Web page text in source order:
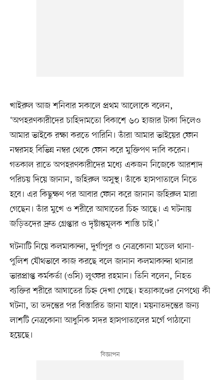
খাইরুল আজ শনিবার সকালে প্রথম আলোকে বলেন,
‘অপহরণকারীদের চাহিদামতো বিকাশে ৬০ হাজার টাকা দিলেও
আমার ভাইকে রক্ষা করতে পারিনি। তাঁরা আমার ভাইয়ের ফোন
নম্বরসহ বিভিন্ন নম্বর থেকে ফোন করে মুক্তিপণ দাবি করেন।
গতকাল রাতে অপহরণকারীদের মধ্যে একজন নিজেকে আরশাদ
পরিচয় দিয়ে জানান, জহিরুল অসুস্থ। তাঁকে হাসপাতালে নিতে
হবে। এর কিছুক্ষণ পর আবার ফোন করে জানান জহিরুল মারা
গেছেন। তাঁর মুখে ও শরীরে আঘাতের চিহ্ন আছে। এ ঘটনায়
জড়িতদের দ্রুত গ্রেপ্তার ও দৃষ্টান্তমূলক শাস্তি চাই।’
ঘটনাটি নিয়ে কলমাকান্দা, দুর্গাপুর ও নেত্রকোনা মডেল থানা-
পুলিশ যৌথভাবে কাজ করছে বলে জানান কলমাকান্দা থানার
ভারপ্রাপ্ত কর্মকর্তা (ওসি) লুৎফর রহমান। তিনি বলেন, নিহত
ব্যক্তির শরীরে আঘাতের চিহ্ন দেখা গেছে। হত্যাকাণ্ডের নেপথ্যে কী
ঘটনা, তা তদন্তের পর বিস্তারিত জানা যাবে। ময়নাতদন্তের জন্য
লাশটি নেত্রকোনা আধুনিক সদর হাসপাতালের মর্গে পাঠানো
হয়েছে।